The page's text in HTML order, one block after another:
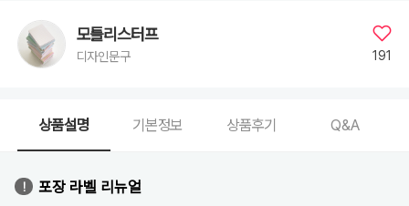
모틀리스터프
디자인문구 191
상품설명 기본정보 상품후기 Q&A
포장 라벨 리뉴얼